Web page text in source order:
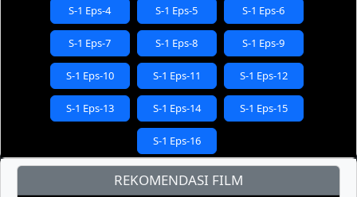
S-1 Eps-4 S-1 Eps-5 S-1 Eps-6
S-1 Eps-7 S-1 Eps-8 S-1 Eps-9
S-1 Eps-10 S-1 Eps-11 S-1 Eps-12
S-1 Eps-13 S-1 Eps-14 S-1 Eps-15
S-1 Eps-16
REKOMENDASI FILM